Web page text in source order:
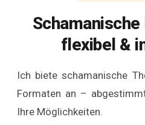
flexibel &
Ich biete schamanische
Formaten an –
Ihre Möglichkeiten.